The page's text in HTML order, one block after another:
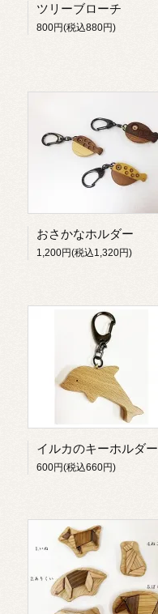
ツリーブローチ
800円(税込880円)
おさかなホルダー
1,200円(税込1,320円)
イルカのキーホルダー
600円(税込660円)